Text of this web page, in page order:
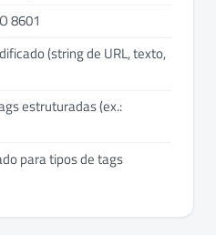
8601
(string de URL, texto,
estruturadas (ex.:
para tipos de tags